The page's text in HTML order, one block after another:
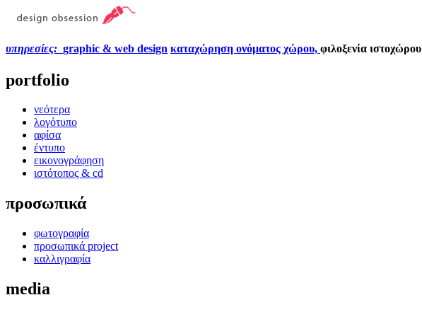
υπηρεσίες: graphic & web design καταχώρηση ονόματος χώρου, φιλοξενία ιστοχώρου
portfolio
νεότερα
λογότυπο
αφίσα
έντυπο
εικονογράφηση
ιστότοπος & cd
προσωπικά
φωτογραφία
προσωπικά project
καλλιγραφία
media